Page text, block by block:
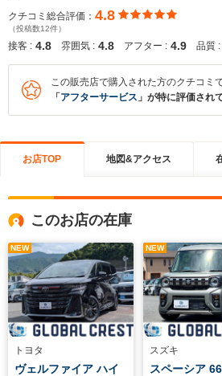
クチコミ総合評価： 4.8
（投稿数12件）
接客 : 4.8 雰囲気 : 4.8 アフター : 4.9 品質 :
この販売店で購入された方のクチコミ
「 アフターサービス 」が特に評価され
お店TOP 地図&アクセス
このお店の在庫
NEW
トヨタ
ヴェルファイア ハイ
NEW
スズキ
スペーシア